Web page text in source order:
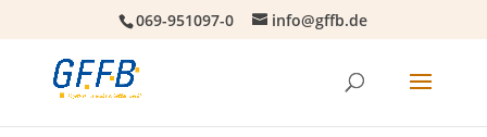
069-951097-0 info@gffb.de